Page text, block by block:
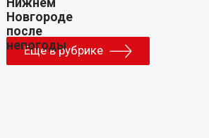
Еще в рубрике